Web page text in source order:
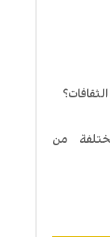
من